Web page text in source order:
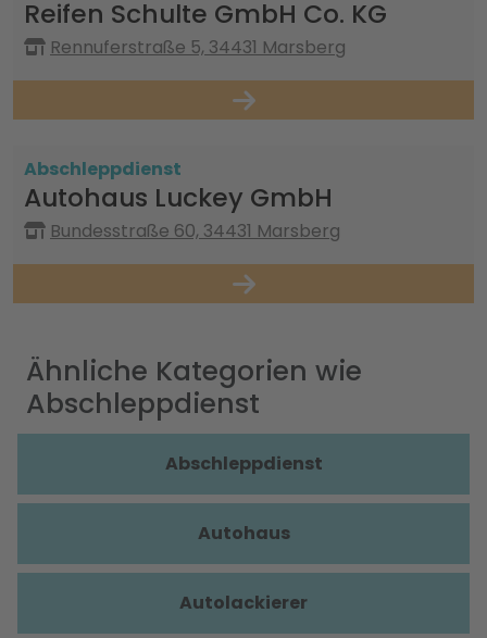
Reifen Schulte GmbH Co. KG
Rennuferstraße 5, 34431 Marsberg
Abschleppdienst
Autohaus Luckey GmbH
Bundesstraße 60, 34431 Marsberg
Ähnliche Kategorien wie
Abschleppdienst
Abschleppdienst
Autohaus
Autolackierer